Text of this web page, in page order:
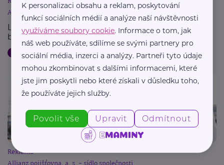
Allianz pojišťovna, a. s. - sídlo společnosti
Letní dovolená a pojištění: Jak chránit svůj majetek
během cest
Dovolená Bezpečnost Cestování Pojištění
Reklama
K personalizaci obsahu a reklam, poskytování
funkcí sociálních médií a analýze naší návštěvnosti
využíváme soubory cookie. Informace o tom, jak
náš web používáte, sdílíme se svými partnery pro
sociální média, inzerci a analýzy. Partneři tyto údaje
mohou zkombinovat s dalšími informacemi, které
jste jim poskytli nebo které získali v důsledku toho,
že používáte jejich služby.
Povolit vše Upravit Odmítnout